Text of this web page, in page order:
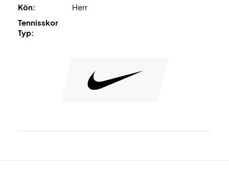
Kön:
Herr
Tennisskor
Typ: